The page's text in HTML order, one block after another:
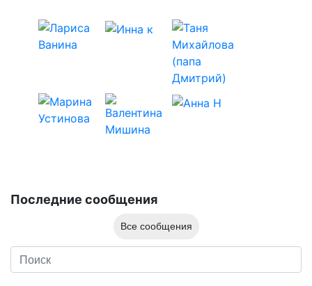
Последние сообщения
Все сообщения